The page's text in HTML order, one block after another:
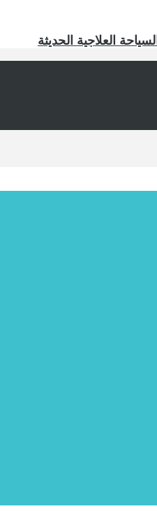
العلاجية الحديثة